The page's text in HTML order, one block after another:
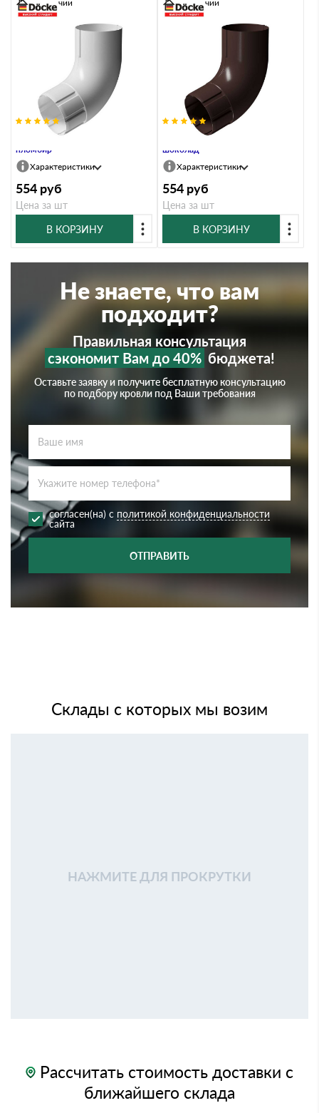
Колено 72 STAL PREMIUM,
пломбир
В наличии
Характеристики
554 руб
Цена за шт
В КОРЗИНУ
Колено 72 STAL PREMIUM,
шоколад
В наличии
Характеристики
554 руб
Цена за шт
В КОРЗИНУ
Не знаете, что вам
подходит?
Правильная консультация
сэкономит Вам до 40% бюджета!
Оставьте заявку и получите бесплатную консультацию
по подбору кровли под Ваши требования
согласен(на) с политикой конфиденциальности
сайта
ОТПРАВИТЬ
Склады с которых мы возим
НАЖМИТЕ ДЛЯ ПРОКРУТКИ
Рассчитать стоимость доставки с
ближайшего склада